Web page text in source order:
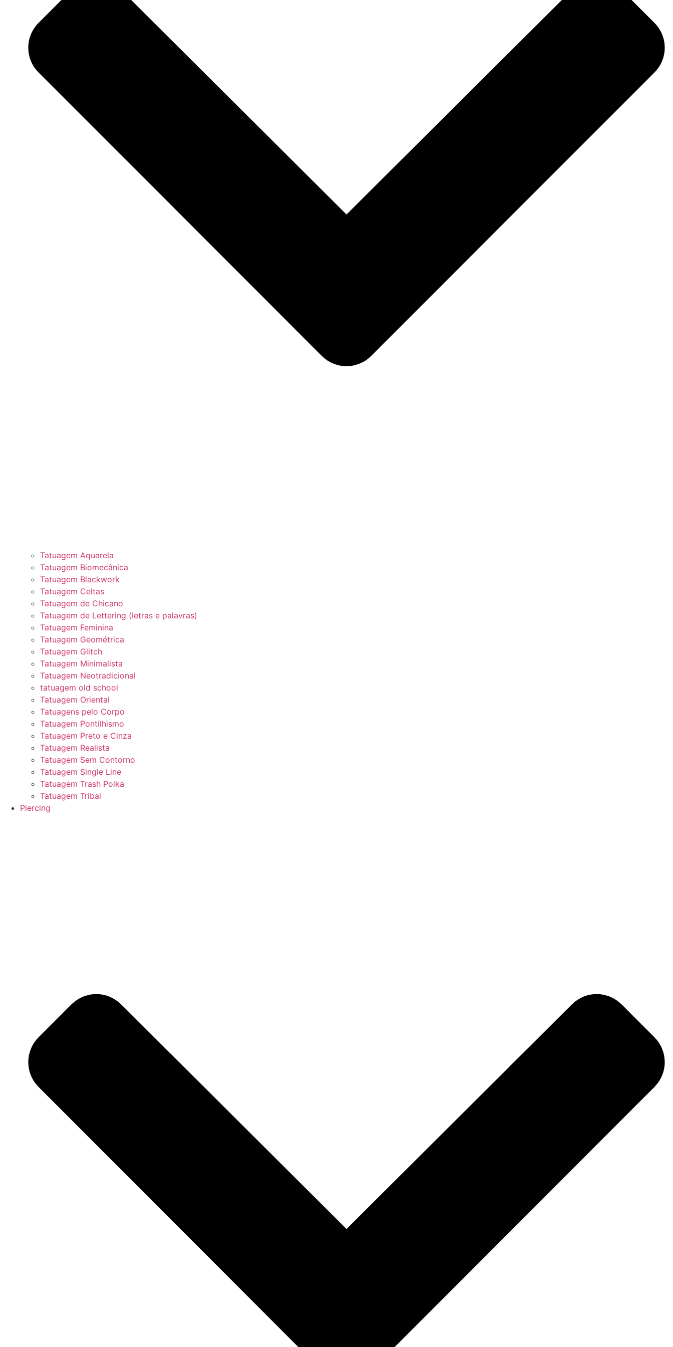
Tatuagem Aquarela
Tatuagem Biomecânica
Tatuagem Blackwork
Tatuagem Celtas
Tatuagem de Chicano
Tatuagem de Lettering (letras e palavras)
Tatuagem Feminina
Tatuagem Geométrica
Tatuagem Glitch
Tatuagem Minimalista
Tatuagem Neotradicional
tatuagem old school
Tatuagem Oriental
Tatuagens pelo Corpo
Tatuagem Pontilhismo
Tatuagem Preto e Cinza
Tatuagem Realista
Tatuagem Sem Contorno
Tatuagem Single Line
Tatuagem Trash Polka
Tatuagem Tribal
Piercing